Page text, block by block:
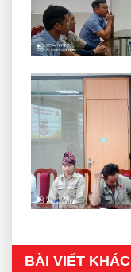
BÀI VIẾT KHÁC